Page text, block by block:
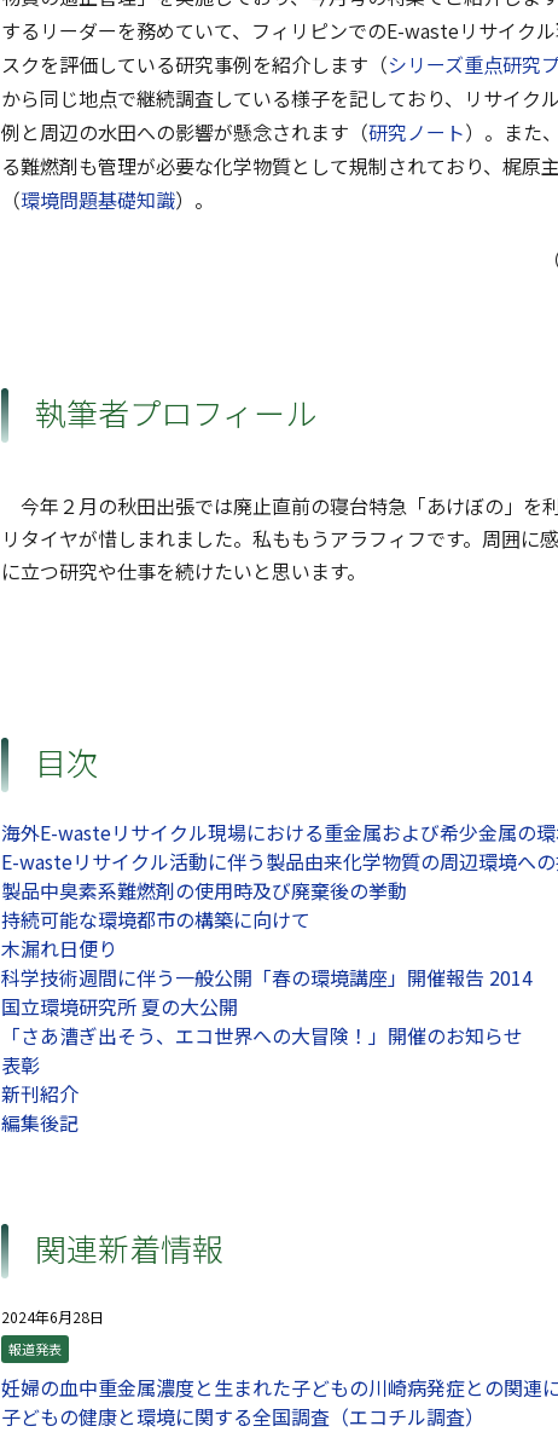
するリーダーを務めていて、フィリピンでのE-wasteリサイク
スクを評価している研究事例を紹介します（シリーズ重点研究
から同じ地点で継続調査している様子を記しており、リサイ
例と周辺の水田への影響が懸念されます（研究ノート）。また
る難燃剤も管理が必要な化学物質として規制されており、梶
（環境問題基礎知識）。
執筆者プロフィール
今年２月の秋田出張では廃止直前の寝台特急「あけぼの」を
リタイヤが惜しまれました。私ももうアラフィフです。周囲に
に立つ研究や仕事を続けたいと思います。
目次
海外E-wasteリサイクル現場における重金属および希少金属の
E-wasteリサイクル活動に伴う製品由来化学物質の周辺環境へ
製品中臭素系難燃剤の使用時及び廃棄後の挙動
持続可能な環境都市の構築に向けて
木漏れ日便り
科学技術週間に伴う一般公開「春の環境講座」開催報告 2014
国立環境研究所 夏の大公開
「さあ漕ぎ出そう、エコ世界への大冒険！」開催のお知らせ
表彰
新刊紹介
編集後記
関連新着情報
2024年6月28日
報道発表
妊婦の⾎中重⾦属濃度と⽣まれた⼦どもの川崎病発症との関連
子どもの健康と環境に関する全国調査（エコチル調査）